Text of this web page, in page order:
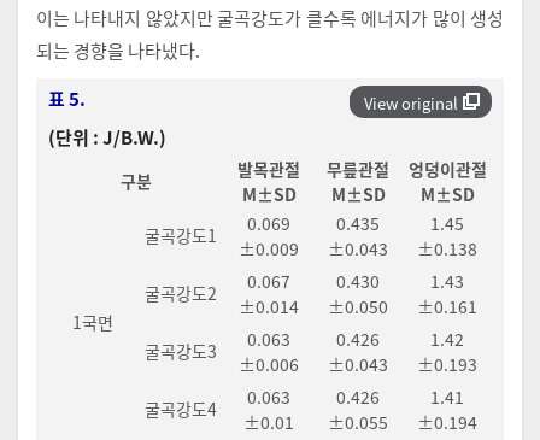
이는 나타내지 않았지만 굴곡강도가 클수록 에너지가 많이 생성
되는 경향을 나타냈다.
View original
표 5.
(단위 : J/B.W.)
구분 발목관절 무릎관절
엉덩이관절
M±SD
M±SD M±SD
1국면
굴곡강도1
0.069
±0.009
0.435
±0.043
1.45
±0.138
굴곡강도2
0.067
±0.014
0.430
±0.050
1.43
±0.161
굴곡강도3
0.063
±0.006
0.426
±0.043
1.42
±0.193
굴곡강도4
0.063
±0.01
0.426
±0.055
1.41
±0.194